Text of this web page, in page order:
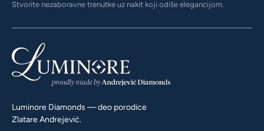
Stvorite nezaboravne trenutke uz nakit koji odiše elegancijom.
Luminore Diamonds — deo porodice
Zlatare Andrejević.